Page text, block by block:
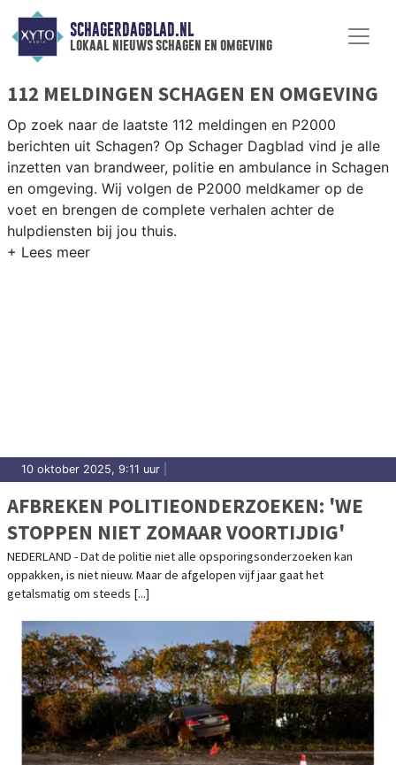
SCHAGERDAGBLAD.NL
lokaal nieuws schagen en omgeving
112 MELDINGEN SCHAGEN EN OMGEVING
Op zoek naar de laatste 112 meldingen en P2000
berichten uit Schagen? Op Schager Dagblad vind je alle
inzetten van brandweer, politie en ambulance in Schagen
en omgeving. Wij volgen de P2000 meldkamer op de
voet en brengen de complete verhalen achter de
hulpdiensten bij jou thuis.
10 oktober 2025, 9:11 uur
AFBREKEN POLITIEONDERZOEKEN: 'WE
STOPPEN NIET ZOMAAR VOORTIJDIG'
NEDERLAND - Dat de politie niet alle opsporingsonderzoeken kan
oppakken, is niet nieuw. Maar de afgelopen vijf jaar gaat het
getalsmatig om steeds [...]